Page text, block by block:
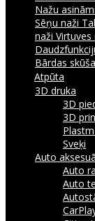
Nažu
Sēņu naži
naži Virtuves
Bārdas
Atpūta
3D druka
3D
3D
Sveķi
Auto
Auto
Auto